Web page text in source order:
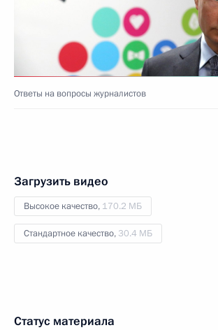
Ответы на вопросы журналистов
Загрузить видео
Высокое качество, 170.2 МБ
Стандартное качество, 30.4 МБ
Статус материала